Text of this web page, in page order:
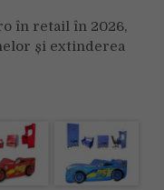
în retail în 2026,
și extinderea